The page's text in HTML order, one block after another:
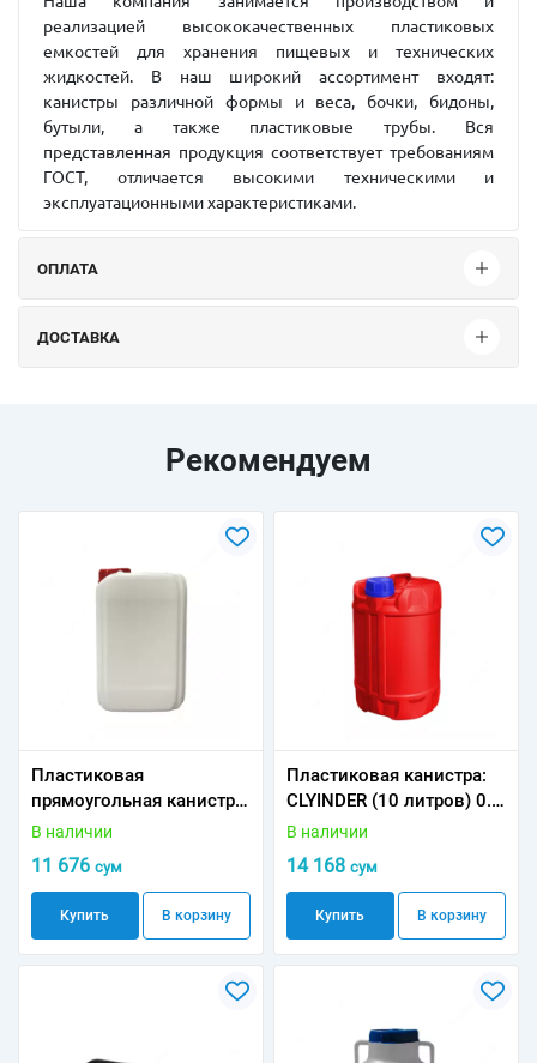
реализацией высококачественных пластиковых
емкостей для хранения пищевых и технических
жидкостей. В наш широкий ассортимент входят:
канистры различной формы и веса, бочки, бидоны,
бутыли, а также пластиковые трубы. Вся
представленная продукция соответствует требованиям
ГОСТ, отличается высокими техническими и
эксплуатационными характеристиками.
ОПЛАТА
ДОСТАВКА
Рекомендуем
Пластиковая
прямоугольная канистра:
Ь (5 литров) 0.3 кг
В наличии
11 676 сум
Купить В корзину
Пластиковая канистра:
CLYINDER (10 литров) 0.4
кг
В наличии
14 168 сум
Купить В корзину